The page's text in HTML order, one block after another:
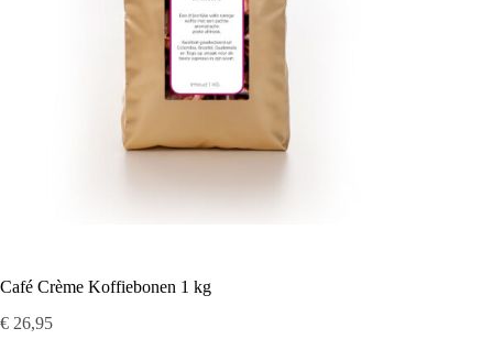
Café Crème Koffiebonen 1 kg
€ 26,95